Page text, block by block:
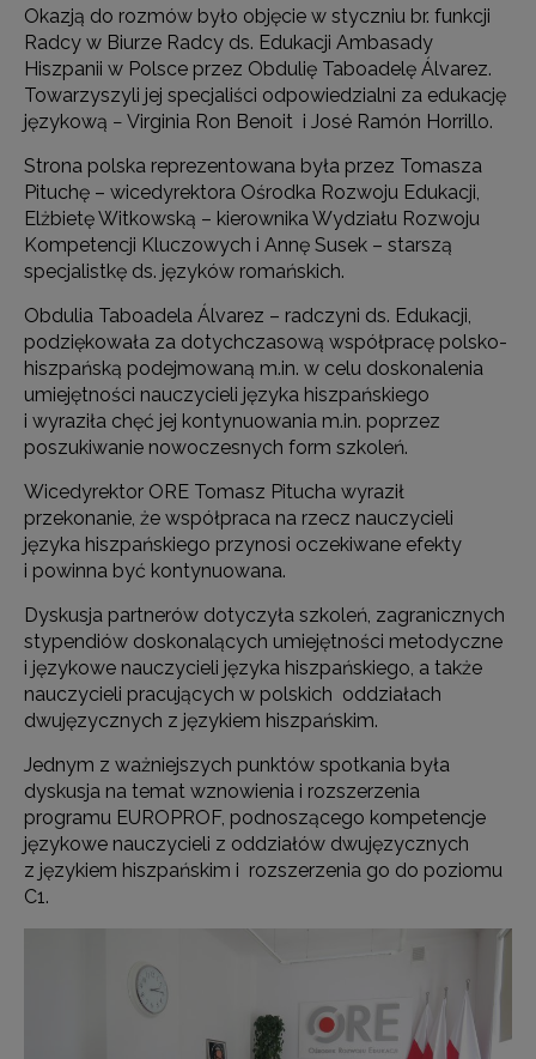
Okazją do rozmów było objęcie w styczniu br. funkcji
Radcy w Biurze Radcy ds. Edukacji Ambasady
Hiszpanii w Polsce przez Obdulię Taboadelę Álvarez.
Towarzyszyli jej specjaliści odpowiedzialni za edukację
językową − Virginia Ron Benoit i José Ramón Horrillo.
Strona polska reprezentowana była przez Tomasza
Pituchę – wicedyrektora Ośrodka Rozwoju Edukacji,
Elżbietę Witkowską – kierownika Wydziału Rozwoju
Kompetencji Kluczowych i Annę Susek – starszą
specjalistkę ds. języków romańskich.
Obdulia Taboadela Álvarez – radczyni ds. Edukacji,
podziękowała za dotychczasową współpracę polsko-
hiszpańską podejmowaną m.in. w celu doskonalenia
umiejętności nauczycieli języka hiszpańskiego
i wyraziła chęć jej kontynuowania m.in. poprzez
poszukiwanie nowoczesnych form szkoleń.
Wicedyrektor ORE Tomasz Pitucha wyraził
przekonanie, że współpraca na rzecz nauczycieli
języka hiszpańskiego przynosi oczekiwane efekty
i powinna być kontynuowana.
Dyskusja partnerów dotyczyła szkoleń, zagranicznych
stypendiów doskonalących umiejętności metodyczne
i językowe nauczycieli języka hiszpańskiego, a także
nauczycieli pracujących w polskich oddziałach
dwujęzycznych z językiem hiszpańskim.
Jednym z ważniejszych punktów spotkania była
dyskusja na temat wznowienia i rozszerzenia
programu EUROPROF, podnoszącego kompetencje
językowe nauczycieli z oddziałów dwujęzycznych
z językiem hiszpańskim i rozszerzenia go do poziomu
C1.